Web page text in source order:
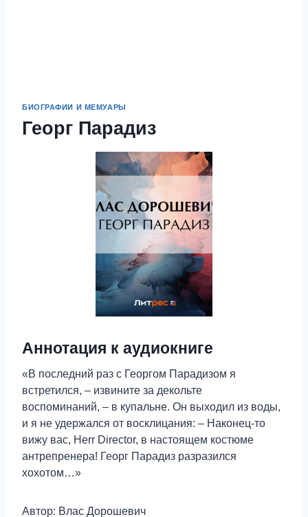
БИОГРАФИИ И МЕМУАРЫ
Георг Парадиз
Аннотация к аудиокниге
«В последний раз с Георгом Парадизом я
встретился, – извините за декольте
воспоминаний, – в купальне. Он выходил из воды,
и я не удержался от восклицания: – Наконец-то
вижу вас, Herr Director, в настоящем костюме
антрепренера! Георг Парадиз разразился
хохотом…»
Автор: Влас Дорошевич